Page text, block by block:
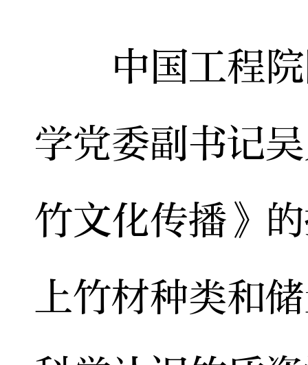
中国工程院
学党委副书记
竹文化传播》
上竹材种类和